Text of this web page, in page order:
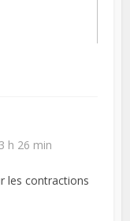
h 26 min
les contractions